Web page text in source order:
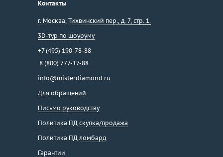
Контакты
г. Москва, Тихвинский пер., д. 7, стр. 1.
3D-тур по шоуруму
+7 (495) 190-78-88
8 (800) 777-17-88
info@misterdiamond.ru
Для обращений
Письмо руководству
Политика ПД скупка/продажа
Политика ПД ломбард
Гарантии